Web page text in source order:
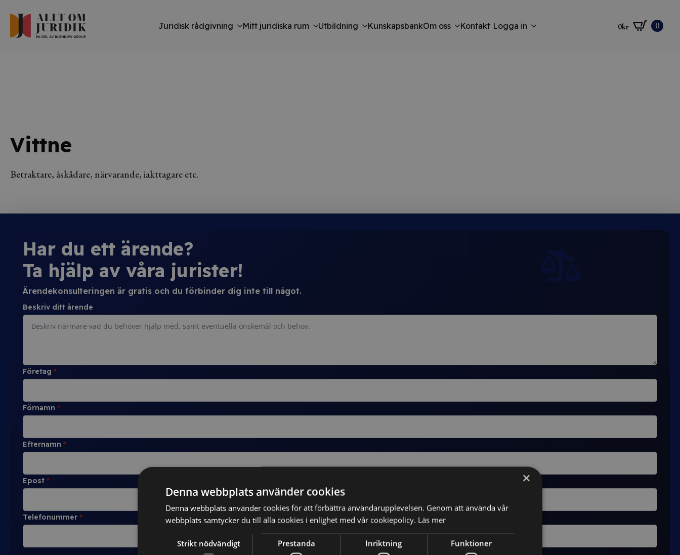
Juridisk rådgivning Mitt juridiska rum Utbildning KunskapsbankOm oss Kontakt Logga in 0kr 0
Vittne
Betraktare, åskådare, närvarande, iakttagare etc.
Har du ett ärende?
Ta hjälp av våra jurister!
Ärendekonsulteringen är gratis och du förbinder dig inte till något.
Beskriv ditt ärende
Företag *
Förnamn *
Efternamn *
Epost *
Telefonummer *
×
Denna webbplats använder cookies
Denna webbplats använder cookies för att förbättra användarupplevelsen. Genom att använda vår
webbplats samtycker du till alla cookies i enlighet med vår cookiepolicy. Läs mer
Strikt nödvändigt Prestanda Inriktning Funktioner